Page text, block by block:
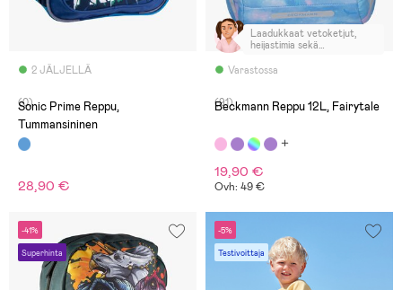
2 JÄLJELLÄ
(0)
Sonic Prime Reppu,
Tummansininen
28,90 €
Varastossa
Laadukkaat vetoketjut,
heijastimia sekä
tukivyöt rinnan ja vyötärön
(91)
Beckmann Reppu 12L, Fairytale
19,90 €
Ovh: 49 €
-41%
Superhinta
-5%
Testivoittaja